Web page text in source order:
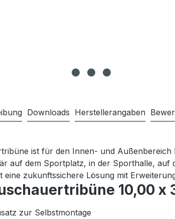
Downloads Herstellerangaben
ist für den Innen- und
auf dem Sportplatz, in der Sporthalle, auf
eine zukunftssichere Lösung mit
10,00 x
zur Selbstmontage